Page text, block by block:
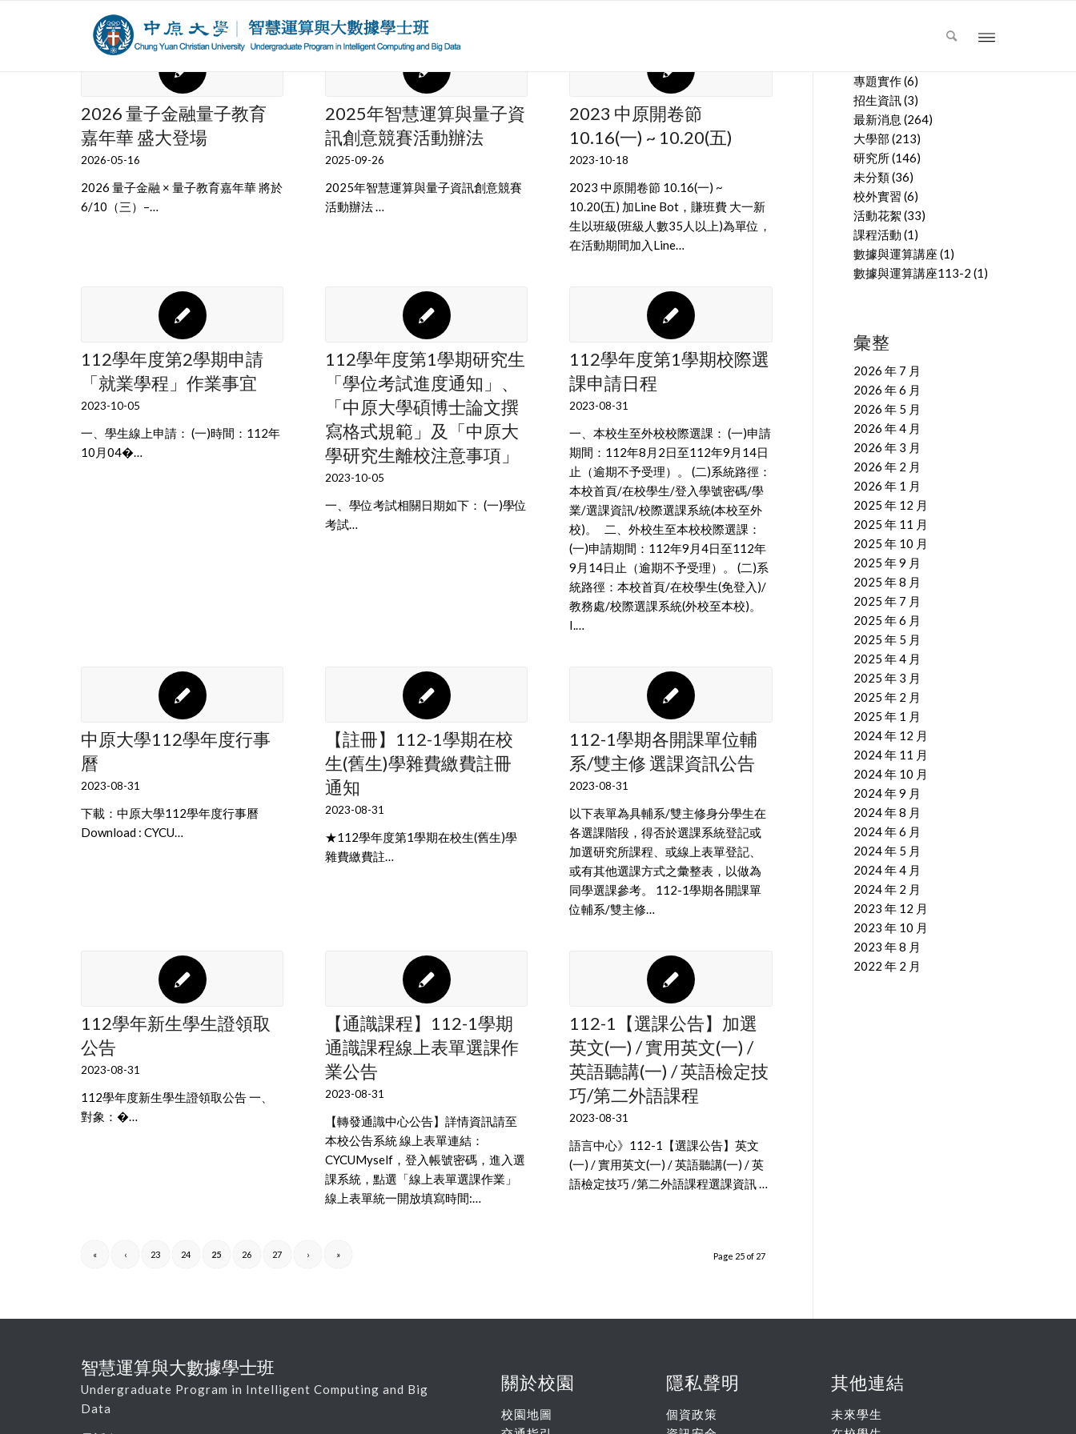
2026 量子金融量子教育
嘉年華 盛大登場
2026-05-16
2026 量子金融 × 量子教育嘉年華 將於
6/10（三）–…
2025年智慧運算與量子資
訊創意競賽活動辦法
2025-09-26
2025年智慧運算與量子資訊創意競賽
活動辦法 …
2023 中原開卷節
10.16(一) ~ 10.20(五)
2023-10-18
2023 中原開卷節 10.16(一) ~
10.20(五) 加Line Bot，賺班費 大一新
生以班級(班級人數35人以上)為單位，
在活動期間加入Line…
112學年度第2學期申請
「就業學程」作業事宜
2023-10-05
一、學生線上申請： (一)時間：112年
10月04�…
112學年度第1學期研究生
「學位考試進度通知」、
「中原大學碩博士論文撰
寫格式規範」及「中原大
學研究生離校注意事項」
2023-10-05
一、學位考試相關日期如下： (一)學位
考試…
112學年度第1學期校際選
課申請日程
2023-08-31
一、本校生至外校校際選課： (一)申請
期間：112年8月2日至112年9月14日
止（逾期不予受理）。 (二)系統路徑：
本校首頁/在校學生/登入學號密碼/學
業/選課資訊/校際選課系統(本校至外
校)。 二、外校生至本校校際選課：
(一)申請期間：112年9月4日至112年
9月14日止（逾期不予受理）。 (二)系
統路徑：本校首頁/在校學生(免登入)/
教務處/校際選課系統(外校至本校)。
I.…
中原大學112學年度行事
曆
2023-08-31
下載：中原大學112學年度行事曆
Download : CYCU…
【註冊】112-1學期在校
生(舊生)學雜費繳費註冊
通知
2023-08-31
★112學年度第1學期在校生(舊生)學
雜費繳費註…
112-1學期各開課單位輔
系/雙主修 選課資訊公告
2023-08-31
以下表單為具輔系/雙主修身分學生在
各選課階段，得否於選課系統登記或
加選研究所課程、或線上表單登記、
或有其他選課方式之彙整表，以做為
同學選課參考。 112-1學期各開課單
位輔系/雙主修…
112學年新生學生證領取
公告
2023-08-31
112學年度新生學生證領取公告 一、
對象：�…
【通識課程】112-1學期
通識課程線上表單選課作
業公告
2023-08-31
【轉發通識中心公告】詳情資訊請至
本校公告系統 線上表單連結：
CYCUMyself，登入帳號密碼，進入選
課系統，點選「線上表單選課作業」
線上表單統一開放填寫時間:…
112-1【選課公告】加選
英文(一) / 實用英文(一) /
英語聽講(一) / 英語檢定技
巧/第二外語課程
2023-08-31
語言中心》112-1【選課公告】英文
(一) / 實用英文(一) / 英語聽講(一) / 英
語檢定技巧 /第二外語課程選課資訊 …
Page 25 of 27
« ‹ 23 24 25 26 27 › »
專題實作(6)
招生資訊(3)
最新消息 (264)
大學部 (213)
研究所(146)
未分類(36)
校外實習 (6)
活動花絮 (33)
課程活動 (1)
數據與運算講座 (1)
數據與運算講座113-2 (1)
彙整
2026 年 7 月
2026 年 6 月
2026 年 5 月
2026 年 4 月
2026 年 3 月
2026 年 2 月
2026 年 1 月
2025 年 12 月
2025 年 11 月
2025 年 10 月
2025 年 9 月
2025 年 8 月
2025 年 7 月
2025 年 6 月
2025 年 5 月
2025 年 4 月
2025 年 3 月
2025 年 2 月
2025 年 1 月
2024 年 12 月
2024 年 11 月
2024 年 10 月
2024 年 9 月
2024 年 8 月
2024 年 6 月
2024 年 5 月
2024 年 4 月
2024 年 2 月
2023 年 12 月
2023 年 10 月
2023 年 8 月
2022 年 2 月
智慧運算與大數據學士班
Undergraduate Program in Intelligent Computing and Big
Data
關於校園
校園地圖
隱私聲明
個資政策
其他連結
未來學生